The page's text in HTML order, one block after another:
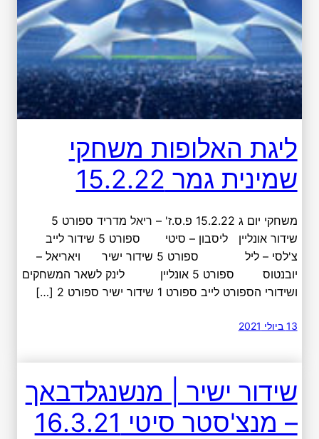
ליגת האלופות משחקי
שמינית גמר 15.2.22
משחקי יום ג 15.2.22 פ.ס.ז' – ריאל מדריד ספורט 5
שידור אונליין ליסבון – סיטי ספורט 5 שידור לייב
צ'לסי – ליל ספורט 5 שידור ישיר ויאריאל –
יובנטוס ספורט 5 אונליין לינק לשאר המשחקים
ושידורי הספורט לייב ספורט 1 שידור ישיר ספורט 2 […]
13 ביולי 2021
שידור ישיר | מנשנגלדבאך
– מנצ'סטר סיטי 16.3.21